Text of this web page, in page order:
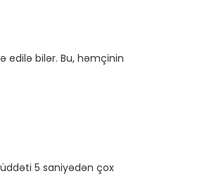
edilə bilər. Bu, həmçinin
5 saniyədən çox